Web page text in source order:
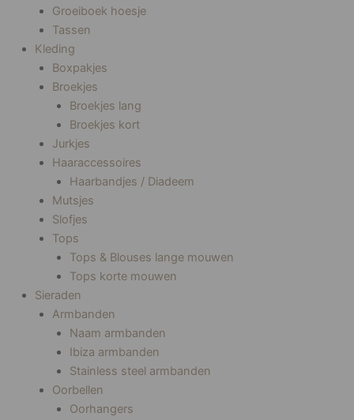
Groeiboek hoesje
Tassen
Kleding
Boxpakjes
Broekjes
Broekjes lang
Broekjes kort
Jurkjes
Haaraccessoires
Haarbandjes / Diadeem
Mutsjes
Slofjes
Tops
Tops & Blouses lange mouwen
Tops korte mouwen
Sieraden
Armbanden
Naam armbanden
Ibiza armbanden
Stainless steel armbanden
Oorbellen
Oorhangers